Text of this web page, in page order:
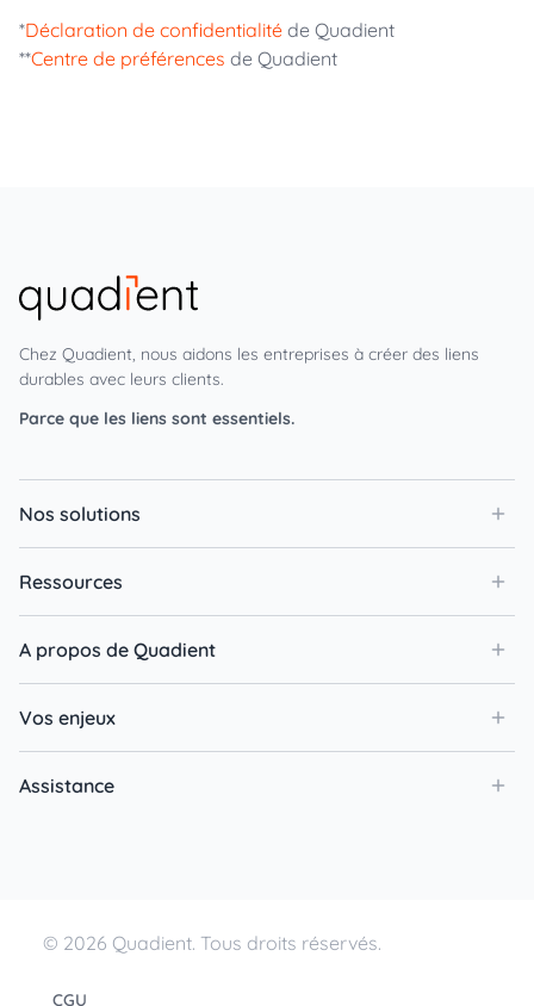
*Déclaration de confidentialité de Quadient
**Centre de préférences de Quadient
Chez Quadient, nous aidons les entreprises à créer des liens
durables avec leurs clients.
Parce que les liens sont essentiels.
Nos solutions
Ressources
A propos de Quadient
Vos enjeux
Assistance
© 2026 Quadient. Tous droits réservés.
CGU